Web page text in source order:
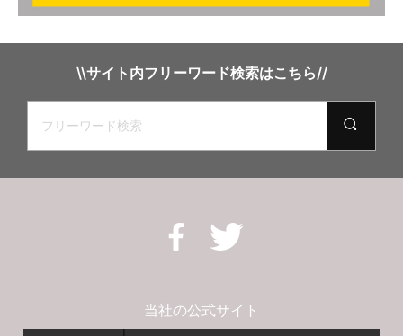
\\サイト内フリーワード検索はこちら//
当社の公式サイト